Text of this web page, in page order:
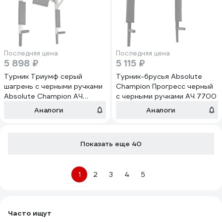
Последняя цена
5 898 ₽
Турник Триумф серый
шагрень с черными ручками
Absolute Champion АЧ
Аналоги
Последняя цена
5 115 ₽
Турник-брусья Absolute
Champion Прогресс черный
с черными ручками АЧ 7700
Аналоги
Показать еще 40
1 2 3 4 5
Часто ищут